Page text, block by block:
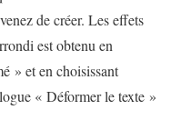
de créer. Les effets
est obtenu en
» et en choisissant
« Déformer le texte »